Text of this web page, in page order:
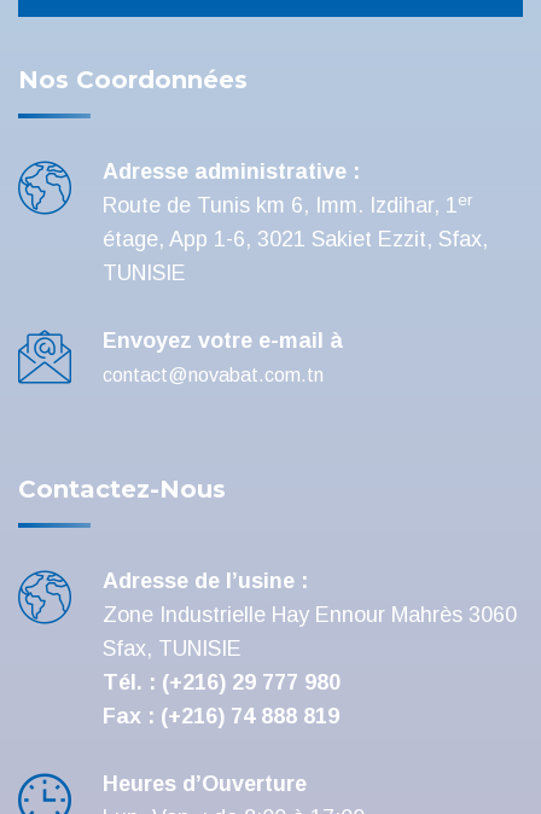
Nos Coordonnées
Adresse administrative :
Route de Tunis km 6, Imm. Izdihar, 1er
étage, App 1-6, 3021 Sakiet Ezzit, Sfax,
TUNISIE
Envoyez votre e-mail à
contact@novabat.com.tn
Contactez-Nous
Adresse de l’usine :
Zone Industrielle Hay Ennour Mahrès 3060
Sfax, TUNISIE
Tél. : (+216) 29 777 980
Fax : (+216) 74 888 819
Heures d’Ouverture